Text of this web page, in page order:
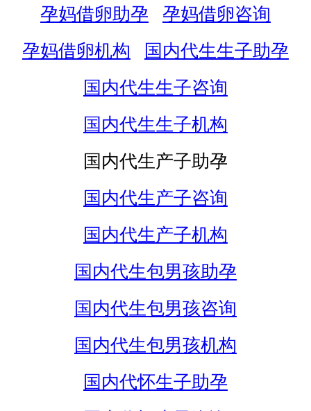
孕妈借卵助孕
孕妈借卵咨询
孕妈借卵机构
国内代生生子助孕
国内代生生子咨询
国内代生生子机构
国内代生产子助孕
国内代生产子咨询
国内代生产子机构
国内代生包男孩助孕
国内代生包男孩咨询
国内代生包男孩机构
国内代怀生子助孕